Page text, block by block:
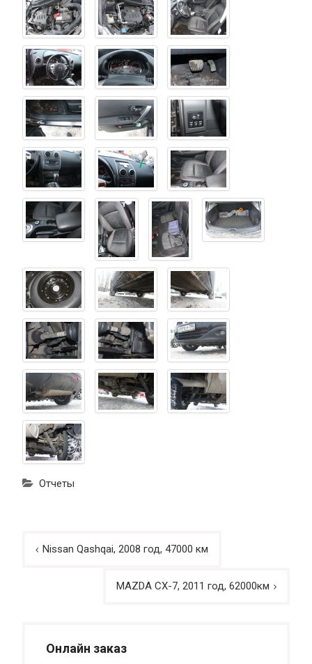
Отчеты
Навигация
Nissan Qashqai, 2008 год, 47000 км
MAZDA CX-7, 2011 год, 62000км
Онлайн заказ